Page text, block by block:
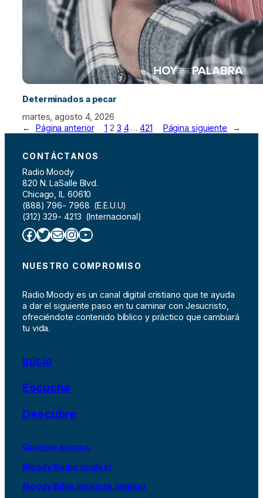
Determinados a pecar
martes, agosto 4, 2026
←
Página anterior 1 2 3 4 … 421 Página siguiente →
CONTÁCTANOS
Radio Moody
820 N. LaSalle Blvd.
Chicago, IL 60610
(888) 796- 7968 (E.E.U.U)
(312) 329- 4213 (Internacional)
Facebook Twitter Correo electrónico InstagramYouTube
NUESTRO COMPROMISO
Radio Moody es un canal digital cristiano que te ayuda
a dar el siguiente paso en tu caminar con Jesucristo,
ofreciéndote contenido bíblico y práctico que cambiará
tu vida.
Inicio
Escucha
Descubre
Quiénes somos
Moody Radio (inglés)
Moody Bible Institute (inglés)